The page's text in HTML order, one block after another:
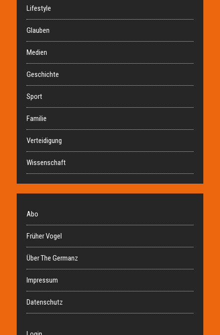
Lifestyle
Glauben
Medien
Geschichte
Sport
Familie
Verteidigung
Wissenschaft
Abo
Früher Vogel
Über The Germanz
Impressum
Datenschutz